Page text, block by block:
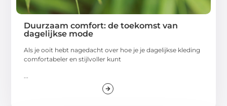
Duurzaam comfort: de toekomst van
dagelijkse mode
Als je ooit hebt nagedacht over hoe je je dagelijkse kleding
comfortabeler en stijlvoller kunt